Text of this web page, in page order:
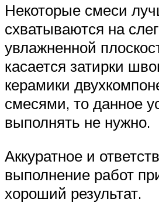
Некоторые смеси
схватываются на
увлажненной
касается затирки
керамики
смесями, то данное
выполнять не нужно.
Аккуратное и
выполнение работ
хороший результат.